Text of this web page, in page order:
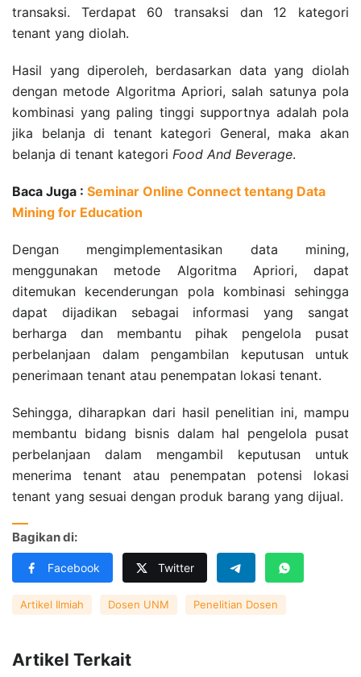
transaksi. Terdapat 60 transaksi dan 12 kategori
tenant yang diolah.
Hasil yang diperoleh, berdasarkan data yang diolah
dengan metode Algoritma Apriori, salah satunya pola
kombinasi yang paling tinggi supportnya adalah pola
jika belanja di tenant kategori General, maka akan
belanja di tenant kategori Food And Beverage.
Baca Juga : Seminar Online Connect tentang Data
Mining for Education
Dengan mengimplementasikan data mining,
menggunakan metode Algoritma Apriori, dapat
ditemukan kecenderungan pola kombinasi sehingga
dapat dijadikan sebagai informasi yang sangat
berharga dan membantu pihak pengelola pusat
perbelanjaan dalam pengambilan keputusan untuk
penerimaan tenant atau penempatan lokasi tenant.
Sehingga, diharapkan dari hasil penelitian ini, mampu
membantu bidang bisnis dalam hal pengelola pusat
perbelanjaan dalam mengambil keputusan untuk
menerima tenant atau penempatan potensi lokasi
tenant yang sesuai dengan produk barang yang dijual.
Bagikan di:
Facebook Twitter
Artikel Ilmiah Dosen UNM Penelitian Dosen
Artikel Terkait